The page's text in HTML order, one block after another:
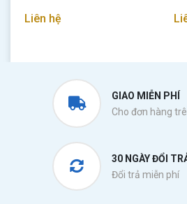
Liên hệ
GIAO MIỄN PHÍ
Cho đơn hàng
30 NGÀY ĐỔI
Đổi trả miễn phí